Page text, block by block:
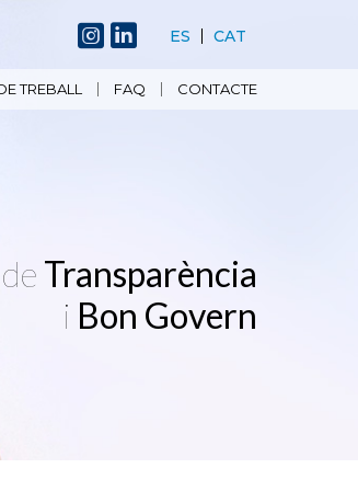
ES CAT
TREBALL FAQ CONTACTE
Transparència
i Bon Govern